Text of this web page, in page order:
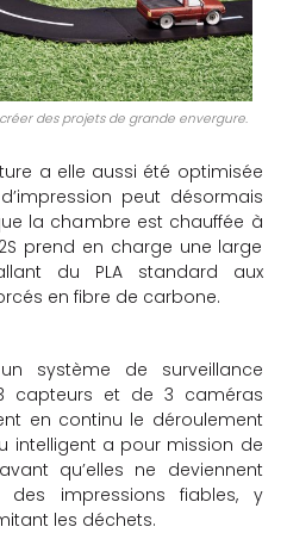
des projets de grande envergure.
a elle aussi été optimisée
peut désormais
la chambre est chauffée à
prend en charge une large
du PLA standard aux
en fibre de carbone.
système de surveillance
capteurs et de 3 caméras
en continu le déroulement
intelligent a pour mission de
qu’elles ne deviennent
des impressions fiables, y
les déchets.